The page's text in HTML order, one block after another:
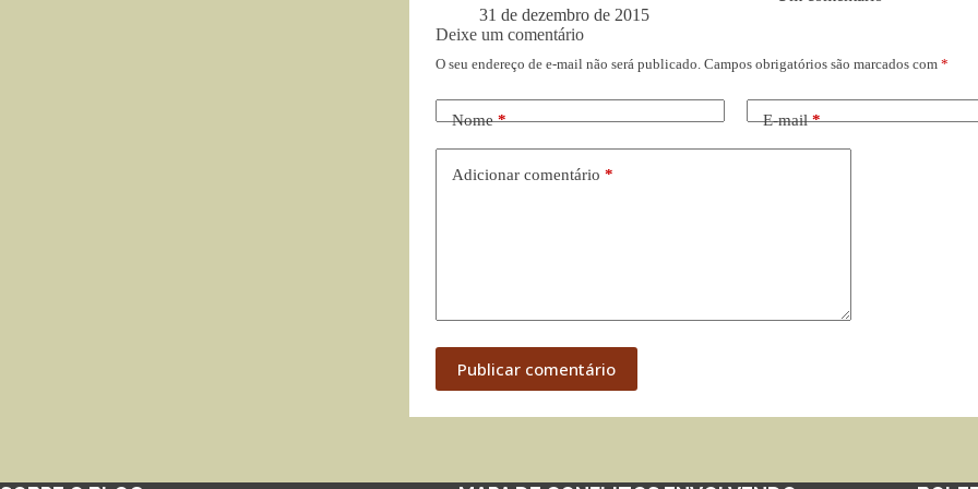
31 de dezembro de 2015
Deixe um comentário
O seu endereço de e-mail não será publicado. Campos obrigatórios são marcados com *
Nome* E-mail*
Adicionar comentário *
Publicar comentário